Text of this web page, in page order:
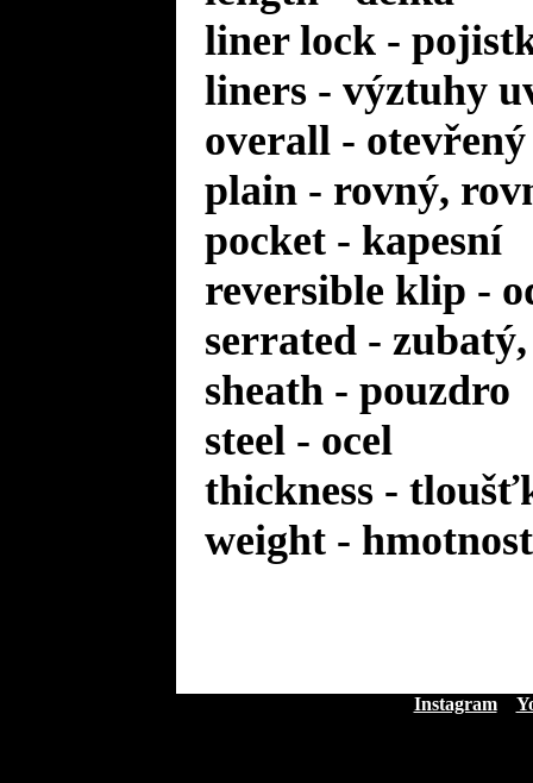
liner lock -
liners - výztuhy
overall - otevřený
plain - rovný,
pocket - kapesní
reversible klip -
serrated -
sheath - pouzdro
steel - ocel
thickness -
weight - hmotnost
Instagram